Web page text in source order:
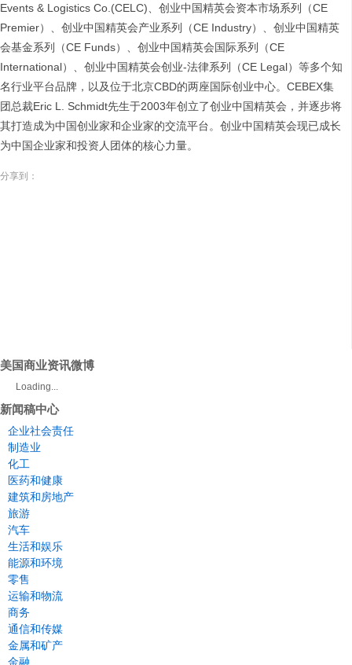
Events & Logistics Co.(CELC)、创业中国精英会资本市场系列（CE
Premier）、创业中国精英会产业系列（CE Industry）、创业中国精英
会基金系列（CE Funds）、创业中国精英会国际系列（CE
International）、创业中国精英会创业-法律系列（CE Legal）等多个知
名行业平台品牌，以及位于北京CBD的两座国际创业中心。CEBEX集
团总裁Eric L. Schmidt先生于2003年创立了创业中国精英会，并逐步将
其打造成为中国创业家和企业家的交流平台。创业中国精英会现已成长
为中国企业家和投资人团体的核心力量。
分享到：
美国商业资讯微博
Loading...
新闻稿中心
企业社会责任
制造业
化工
医药和健康
建筑和房地产
旅游
汽车
生活和娱乐
能源和环境
零售
运输和物流
商务
通信和传媒
金属和矿产
金融